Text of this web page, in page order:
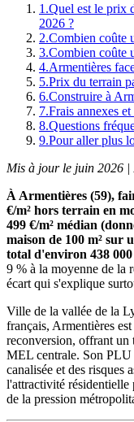
1 .Quel est le prix
2026 ?
2.Combien coûte
3.Combien coûte
4.Armentières
5.Prix du terrain
6.Construire à
7.Frais annexes
8.Questions
9.Pour aller plus
Mis à jour le juin 2026 |
À Armentières (59),
€/m² hors terrain en
499 €/m² médian
maison de 100 m² sur
total d'environ 438 000
9 % à la moyenne de la
écart qui s'explique
Ville de la vallée de la
français, Armentières
reconversion, offrant un
MEL centrale. Son
canalisée et des risques
l'attractivité résidentielle
de la pression